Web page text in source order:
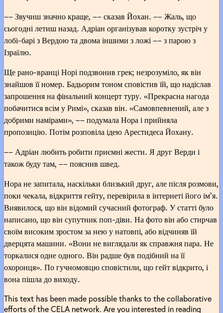
–– Звучиш значно краще, –– сказав Йохан. –– Жаль, що
сьогодні летиш назад. Адріан організував коротку зустріч у
лобі-барі з Вердою та двома іншими з ложі –– з парою з
Ізраїлю.
Ще рано-вранці Норі подзвонив грек; незрозуміло, як він
знайшов її номер. Бадьорим тоном сповістив їй, що надіслав
запрошення на фінальний концерт туру. «Прекрасна нагода
побачитися всім у Римі», сказав він. «Самовпевнений, але з
добрими намірами», –– подумала Нора і прийняла
пропозицію. Потім розповіла ідею Арестидеса Йохану.
–– Адріан любить робити приємні жести. Я друг Верди і
також буду там, –– пояснив швед.
Нора не запитала, наскільки близький друг, але після розмови,
поки чекала, відкриття гейту, перевірила в інтернеті його ім’я.
Виявилося, що він відомий сучасний фотограф. У статті було
написано, що він супутник поп-діви. На фото він або стирчав
своїм високим зростом за нею у натовпі, або відчиняв їй
дверцята машини. «Вони не виглядали як справжня пара. Не
торкалися одне одного. Він радше був подібний на її
охоронця». По гучномовцю сповістили, що гейт відкрито, і
вона пішла до виходу.
This text has been made possible thanks to the collaborative
efforts of the CELA network. Are you interested in reading